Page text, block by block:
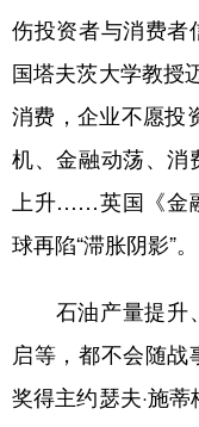
伤投资者与消费者
国塔夫茨大学教授
消费，企业不愿投
机、金融动荡、消
上升……英国《金
球再陷“滞胀阴影”。
石油产量提升、
启等，都不会随战
奖得主约瑟夫·施